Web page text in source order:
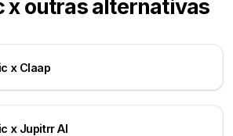
x outras alternativas
x Claap
x Jupitrr AI